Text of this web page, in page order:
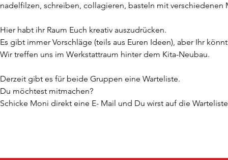
nadelfilzen, schreiben, collagieren, basteln mit
Hier habt ihr Raum Euch kreativ auszudrücken.
Es gibt immer Vorschläge (teils aus Euren Ideen), aber Ihr
Wir treffen uns im Werkstattraum hinter dem Kita-Neubau.
Derzeit gibt es für beide Gruppen eine Warteliste.
Du möchtest mitmachen?
Schicke Moni direkt eine E- Mail und Du wirst auf die